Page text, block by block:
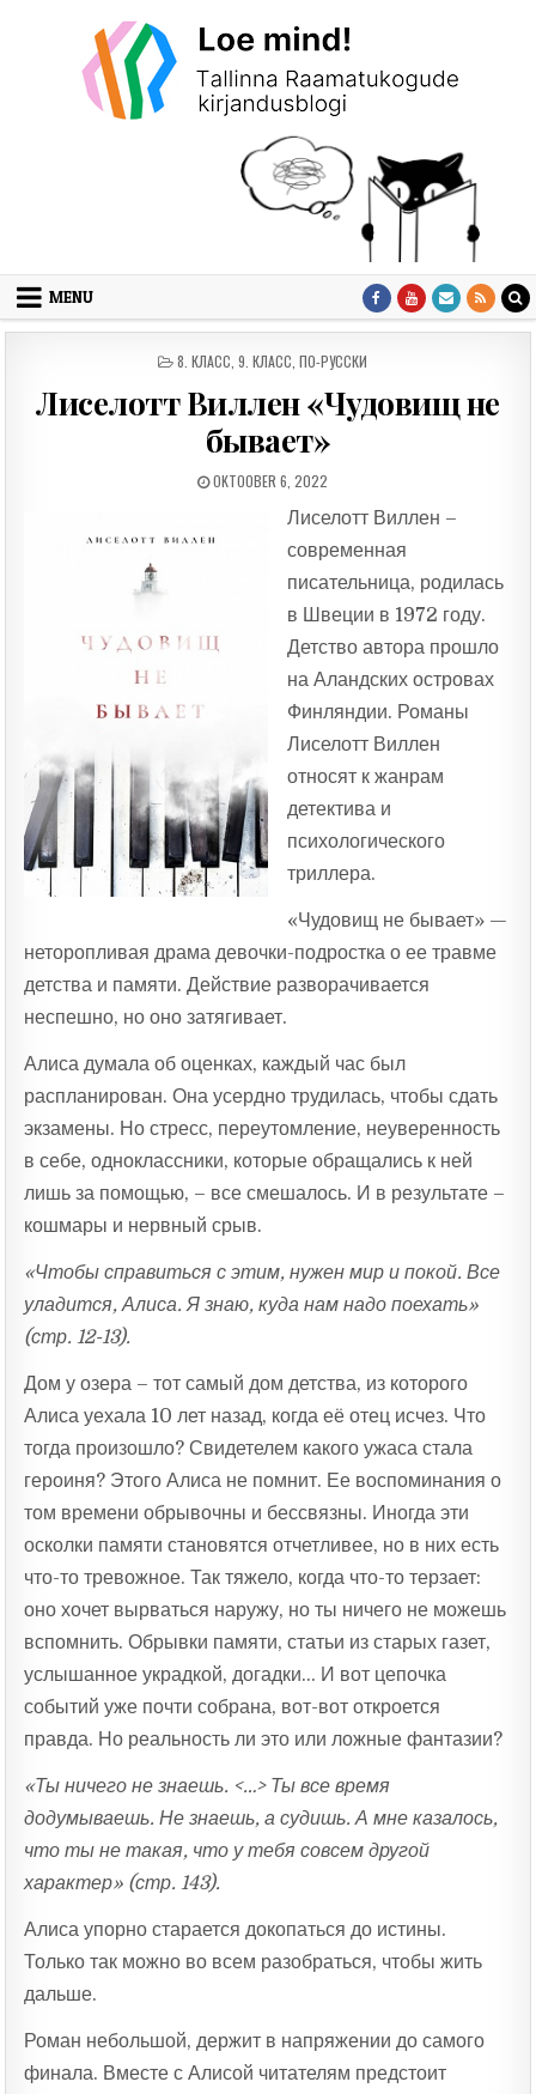
MENU
POSTED IN
8. КЛАСС 9. КЛАСС ПО-РУССКИ
Лиселотт Виллен «Чудовищ не
бывает»
PUBLISHED DATE:
OKTOOBER 6, 2022
Лиселотт Виллен –
современная
писательница, родилась
в Швеции в 1972 году.
Детство автора прошло
на Аландских островах
Финляндии. Романы
Лиселотт Виллен
относят к жанрам
детектива и
психологического
триллера.
«Чудовищ не бывает» —
неторопливая драма девочки-подростка о ее травме
детства и памяти. Действие разворачивается
неспешно, но оно затягивает.
Алиса думала об оценках, каждый час был
распланирован. Она усердно трудилась, чтобы сдать
экзамены. Но стресс, переутомление, неуверенность
в себе, одноклассники, которые обращались к ней
лишь за помощью, – все смешалось. И в результате –
кошмары и нервный срыв.
«Чтобы справиться с этим, нужен мир и покой. Все
уладится, Алиса. Я знаю, куда нам надо поехать»
(стр. 12-13).
Дом у озера – тот самый дом детства, из которого
Алиса уехала 10 лет назад, когда её отец исчез. Что
тогда произошло? Свидетелем какого ужаса стала
героиня? Этого Алиса не помнит. Ее воспоминания о
том времени обрывочны и бессвязны. Иногда эти
осколки памяти становятся отчетливее, но в них есть
что-то тревожное. Так тяжело, когда что-то терзает:
оно хочет вырваться наружу, но ты ничего не можешь
вспомнить. Обрывки памяти, статьи из старых газет,
услышанное украдкой, догадки… И вот цепочка
событий уже почти собрана, вот-вот откроется
правда. Но реальность ли это или ложные фантазии?
«Ты ничего не знаешь. <…> Ты все время
додумываешь. Не знаешь, а судишь. А мне казалось,
что ты не такая, что у тебя совсем другой
характер» (стр. 143).
Алиса упорно старается докопаться до истины.
Только так можно во всем разобраться, чтобы жить
дальше.
Роман небольшой, держит в напряжении до самого
финала. Вместе с Алисой читателям предстоит